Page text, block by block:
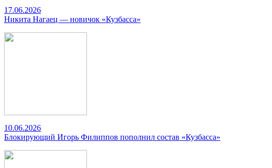
17.06.2026
Никита Нагаец — новичок «Кузбасса»
10.06.2026
Блокирующий Игорь Филиппов пополнил состав «Кузбасса»